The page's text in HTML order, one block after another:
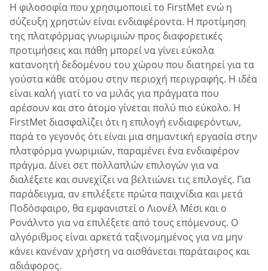
Η φιλοσοφία που χρησιμοποιεί το FirstMet ενώ η
σύζευξη χρηστών είναι ενδιαφέροντα. Η προτίμηση
της πλατφόρμας γνωριμιών προς διαφορετικές
προτιμήσεις και πάθη μπορεί να γίνει εύκολα
κατανοητή δεδομένου του χώρου που διατηρεί για τα
γούστα κάθε ατόμου στην περιοχή περιγραφής. Η ιδέα
είναι καλή γιατί το να μιλάς για πράγματα που
αρέσουν και στο άτομο γίνεται πολύ πιο εύκολο. Η
FirstMet διασφαλίζει ότι η επιλογή ενδιαφερόντων,
παρά το γεγονός ότι είναι μια σημαντική εργασία στην
πλατφόρμα γνωριμιών, παραμένει ένα ενδιαφέρον
πράγμα. Δίνει σετ πολλαπλών επιλογών για να
διαλέξετε και συνεχίζει να βελτιώνει τις επιλογές. Για
παράδειγμα, αν επιλέξετε πρώτα παιχνίδια και μετά
Ποδόσφαιρο, θα εμφανιστεί ο Λιονέλ Μέσι και ο
Ρονάλντο για να επιλέξετε από τους επόμενους. Ο
αλγόριθμος είναι αρκετά ταξινομημένος για να μην
κάνει κανέναν χρήστη να αισθάνεται παράταιρος και
αδιάφορος.